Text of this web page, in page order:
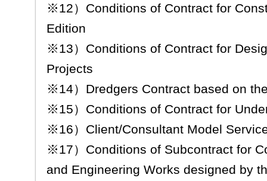
※12）Conditions of Contract for
Edition
※13）Conditions of Contract for
Projects
※14）Dredgers Contract based on
※15）Conditions of Contract for
※16）Client/Consultant Model
※17）Conditions of Subcontract for
and Engineering Works designed by